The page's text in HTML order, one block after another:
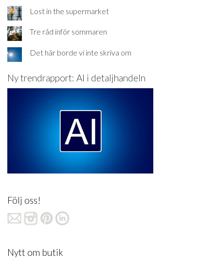
Lost in the supermarket
Tre råd inför sommaren
Det här borde vi inte skriva om
Ny trendrapport: AI i detaljhandeln
Följ oss!
Nytt om butik